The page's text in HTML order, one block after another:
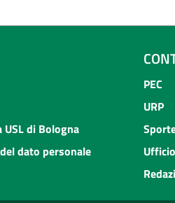
di Bologna
dato personale
PEC
URP